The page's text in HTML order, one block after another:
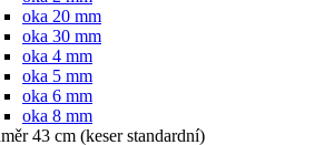
oka 20 mm
oka 30 mm
oka 4 mm
oka 5 mm
oka 6 mm
oka 8 mm
43 cm (keser standardní)